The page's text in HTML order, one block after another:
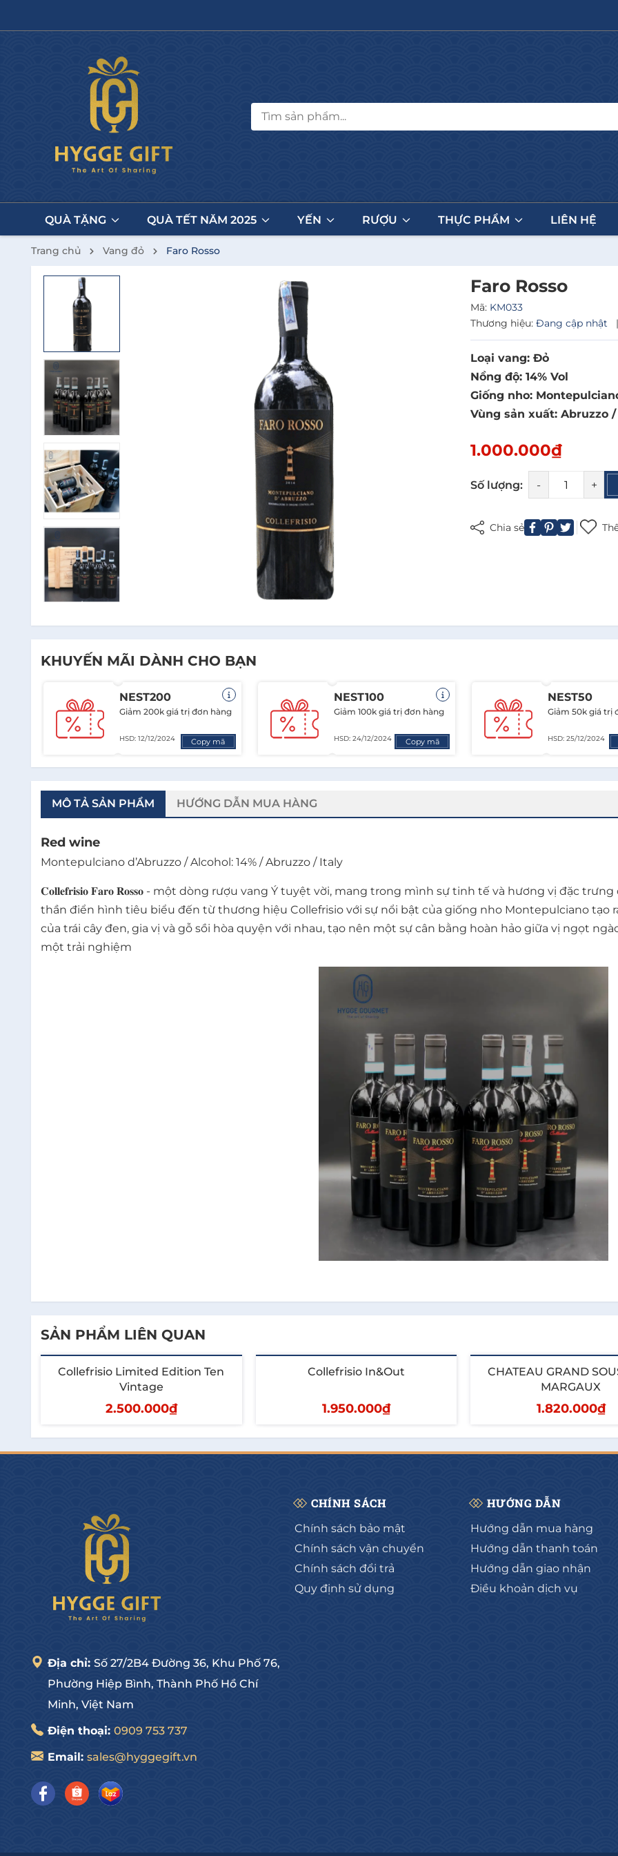
QUÀ TẶNG QUÀ TẾT NĂM 2025 YẾN RƯỢU THỰC PHẨM LIÊN HỆ
Trang chủ Vang đỏ Faro Rosso
Faro Rosso
Mã: KM033
Thương hiệu: Đang cập nhật |
Loại vang: Đỏ
Nồng độ: 14% Vol
Giống nho:
Vùng sản xuất: Abruzzo
1.000.000₫
Số lượng: - +
Chia sẻ
KHUYẾN MÃI DÀNH CHO BẠN
NEST200
Giảm 200k giá trị đơn hàng
HSD: 12/12/2024 Copy mã
NEST100
Giảm 100k giá trị đơn hàng
HSD: 24/12/2024 Copy mã
NEST50
Giảm 50k giá trị
HSD: 25/12/2024
Mã giảm giá:
Ngày hết hạn:
Điều kiện:
MÔ TẢ SẢN PHẨM HƯỚNG DẪN MUA HÀNG
Red wine
Montepulciano d’Abruzzo / Alcohol: 14% / Abruzzo / Italy
𝐂𝐨𝐥𝐥𝐞𝐟𝐫𝐢𝐬𝐢𝐨 𝐅𝐚𝐫𝐨 𝐑𝐨𝐬𝐬𝐨 - một dòng rượu vang Ý tuyệt vời, mang trong mình sự tinh tế và hương vị đặc
thần điển hình tiêu biểu đến từ thương hiệu Collefrisio với sự nổi bật của giống nho Montepulciano tạo
của trái cây đen, gia vị và gỗ sồi hòa quyện với nhau, tạo nên một sự cân bằng hoàn hảo giữa vị ngọt
một trải nghiệm
SẢN PHẨM LIÊN QUAN
Collefrisio Limited Edition Ten
Vintage
2.500.000₫
Collefrisio In&Out
1.950.000₫
CHATEAU GRAND
MARGAUX
1.820.000₫
Địa chỉ: Số 27/2B4 Đường 36, Khu Phố 76,
Phường Hiệp Bình, Thành Phố Hồ Chí
Minh, Việt Nam
Điện thoại: 0909 753 737
Email: sales@hyggegift.vn
CHÍNH SÁCH
Chính sách bảo mật
Chính sách vận chuyển
Chính sách đổi trả
Quy định sử dụng
HƯỚNG DẪN
Hướng dẫn mua hàng
Hướng dẫn thanh toán
Hướng dẫn giao nhận
Điều khoản dịch vụ